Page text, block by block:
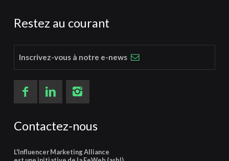
Restez au courant
Inscrivez-vous à notre e-news
Contactez-nous
L'Influencer Marketing Alliance